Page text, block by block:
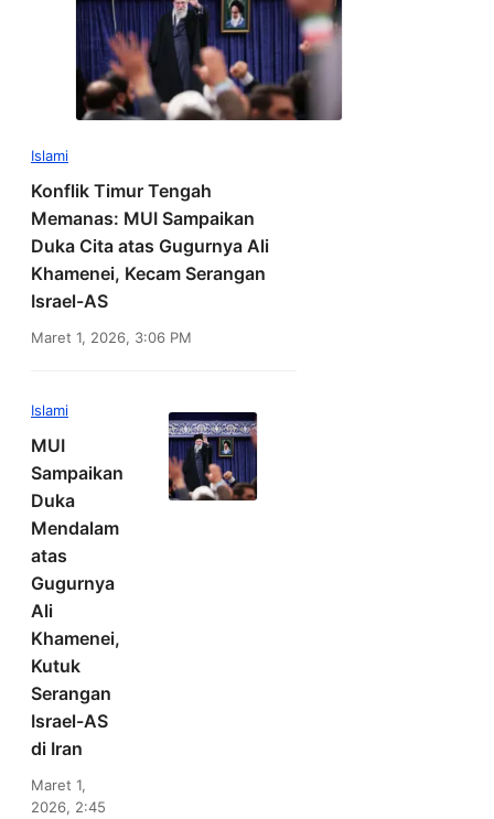
Islami
Konflik Timur Tengah
Memanas: MUI Sampaikan
Duka Cita atas Gugurnya Ali
Khamenei, Kecam Serangan
Israel-AS
Maret 1, 2026, 3:06 PM
Islami
MUI
Sampaikan
Duka
Mendalam
atas
Gugurnya
Ali
Khamenei,
Kutuk
Serangan
Israel-AS
di Iran
Maret 1,
2026, 2:45